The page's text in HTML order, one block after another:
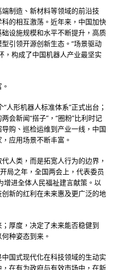
制造、新材料等领域的前沿技
的相互激荡。近年来，中国加快
设施规模和水平不断提升，高质
引领开源创新生态。“场景驱动
，构成了中国机器人产业最坚实
人形机器人标准体系”正式出台；
会新闻“搭子”，“圈粉”比利时记
购、巡检运维到产业一线，中国
应用场景不断丰富。
人类，而是拓宽人行为的边界，
局之年，全国两会上，代表委员
增进全体人民福祉建言献策。以
新的红利在未来惠及更广泛的地
厚度，决定了未来能否稳健到
种姿态到来。
国式现代化在科技领域的生动实
在有为政府与有效市场中，在新